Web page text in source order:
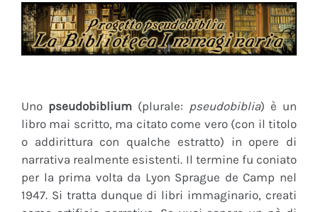
Uno pseudobiblium (plurale: pseudobiblia) è un
libro mai scritto, ma citato come vero (con il titolo
o addirittura con qualche estratto) in opere di
narrativa realmente esistenti. Il termine fu coniato
per la prima volta da Lyon Sprague de Camp nel
1947. Si tratta dunque di libri immaginario, creati